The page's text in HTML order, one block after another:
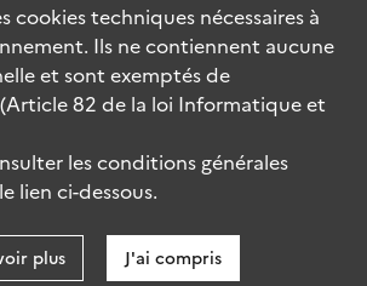
cookiestechniques nécessaires à
Ils ne contiennent aucune
et sont exemptés de
82 de la loi Informatique et
les conditions générales
lien ci-dessous.
plus J'ai compris